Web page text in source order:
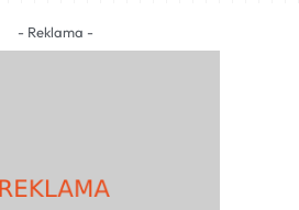
- Reklama -